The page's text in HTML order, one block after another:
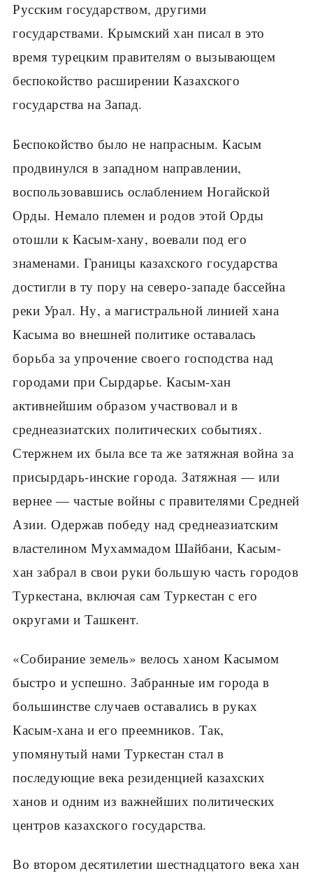
Русским государством, другими
государствами. Крымский хан писал в это
время турецким правителям о вызывающем
беспокойство расширении Казахского
государства на Запад.
Беспокойство было не напрасным. Касым
продвинулся в западном направлении,
воспользовавшись ослаблением Ногайской
Орды. Немало племен и родов этой Орды
отошли к Касым-хану, воевали под его
знаменами. Границы казахского государства
достигли в ту пору на северо-западе бассейна
реки Урал. Ну, а магистральной линией хана
Касыма во внешней политике оставалась
борьба за упрочение своего господства над
городами при Сырдарье. Касым-хан
активнейшим образом участвовал и в
среднеазиатских политических событиях.
Стержнем их была все та же затяжная война за
присырдарь-инские города. Затяжная — или
вернее — частые войны с правителями Средней
Азии. Одержав победу над среднеазиатским
властелином Мухаммадом Шайбани, Касым-
хан забрал в свои руки большую часть городов
Туркестана, включая сам Туркестан с его
округами и Ташкент.
«Собирание земель» велось ханом Касымом
быстро и успешно. Забранные им города в
большинстве случаев оставались в руках
Касым-хана и его преемников. Так,
упомянутый нами Туркестан стал в
последующие века резиденцией казахских
ханов и одним из важнейших политических
центров казахского государства.
Во втором десятилетии шестнадцатого века хан